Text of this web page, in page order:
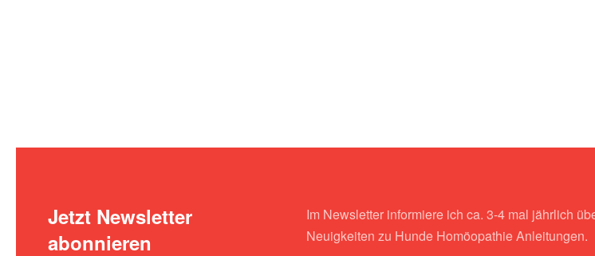
Jetzt Newsletter
abonnieren
Im Newsletter informiere ich ca. 3-4 mal jährlich
Neuigkeiten zu Hunde Homöopathie Anleitungen.